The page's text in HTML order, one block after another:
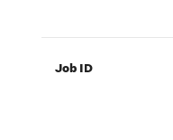
Job ID